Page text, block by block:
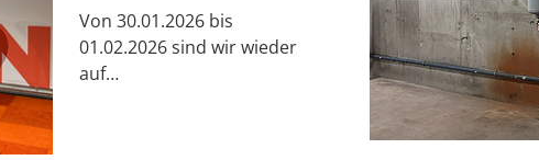
Von 30.01.2026 bis
01.02.2026 sind wir wieder
auf…